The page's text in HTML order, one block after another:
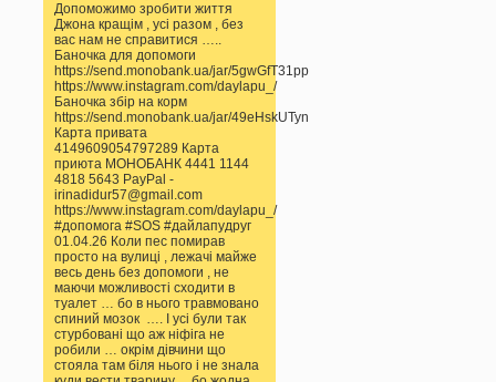
Допоможимо зробити життя
Джона кращім , усі разом , без
вас нам не справитися …..
Баночка для допомоги
https://send.monobank.ua/jar/5gwGfT31pp
https://www.instagram.com/daylapu_/
Баночка збір на корм
https://send.monobank.ua/jar/49eHskUTyn
Карта привата
4149609054797289 Карта
приюта МОНОБАНК 4441 1144
4818 5643 PayPal -
irinadidur57@gmail.com
https://www.instagram.com/daylapu_/
#допомога #SOS #дайлапудруг
01.04.26 Коли пес помирав
просто на вулиці , лежачі майже
весь день без допомоги , не
маючи можливості сходити в
туалет … бо в нього травмовано
спиний мозок …. І усі були так
стурбовані що аж ніфіга не
робили … окрім дівчини що
стояла там біля нього і не знала